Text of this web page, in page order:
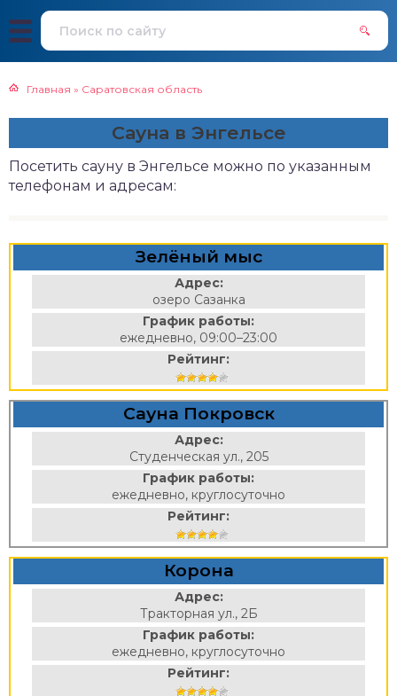
Главная » Саратовская область
Сауна в Энгельсе
Посетить сауну в Энгельсе можно по указанным
телефонам и адресам:
Зелёный мыс
Адрес:
озеро Сазанка
График работы:
ежедневно, 09:00–23:00
Рейтинг:
Сауна Покровск
Адрес:
Студенческая ул., 205
График работы:
ежедневно, круглосуточно
Рейтинг:
Корона
Адрес:
Тракторная ул., 2Б
График работы:
ежедневно, круглосуточно
Рейтинг: